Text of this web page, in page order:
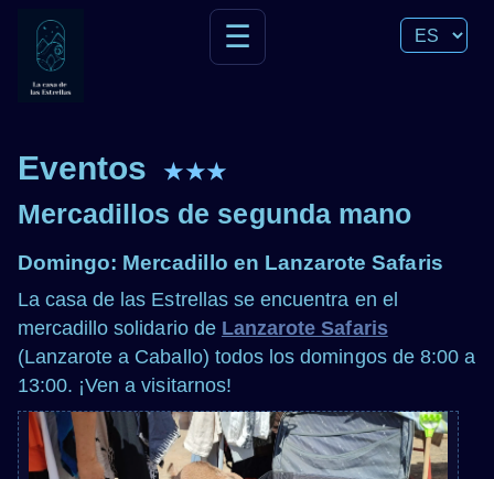
☰
Eventos ★★★
Mercadillos de segunda mano
Domingo: Mercadillo en Lanzarote Safaris
La casa de las Estrellas se encuentra en el
mercadillo solidario de Lanzarote Safaris
(Lanzarote a Caballo) todos los domingos de 8:00 a
13:00. ¡Ven a visitarnos!